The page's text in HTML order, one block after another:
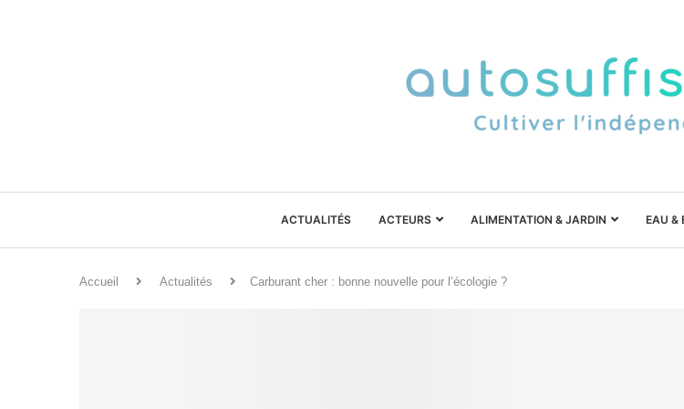
ACTUALITÉS ACTEURS ALIMENTATION & JARDIN EAU &
Accueil Actualités Carburant cher : bonne nouvelle pour l’écologie ?